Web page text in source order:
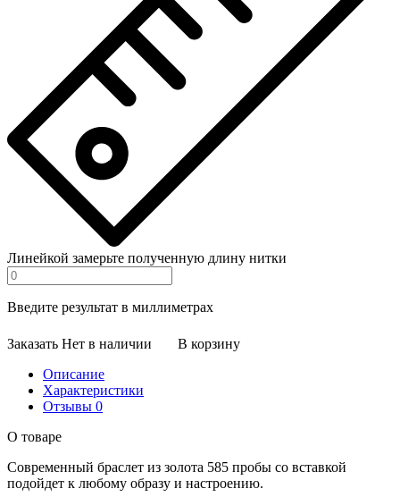
Линейкой замерьте полученную длину нитки
Введите результат в миллиметрах
Заказать Нет в наличии
В корзину
Описание
Характеристики
Отзывы 0
О товаре
Современный браслет из золота 585 пробы со вставкой
подойдет к любому образу и настроению.